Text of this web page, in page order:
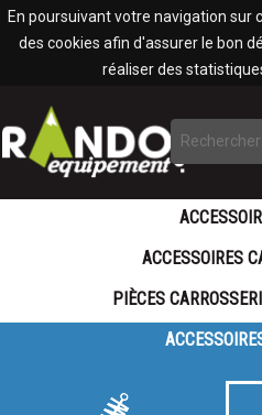
En poursuivant votre navigation sur
des cookies afin d'assurer le bon
réaliser des
ACCESSOIRES
PIÈCES
Panneau de gestion des cookies